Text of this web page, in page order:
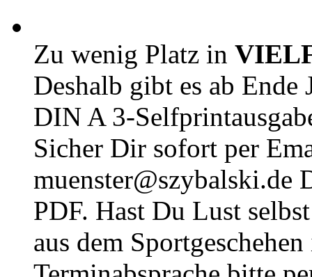
Zu wenig Platz in
Deshalb gibt es ab Ende
DIN A 3-
Sicher Dir sofort per
muenster@szybalski.de
PDF. Hast Du Lust
aus dem